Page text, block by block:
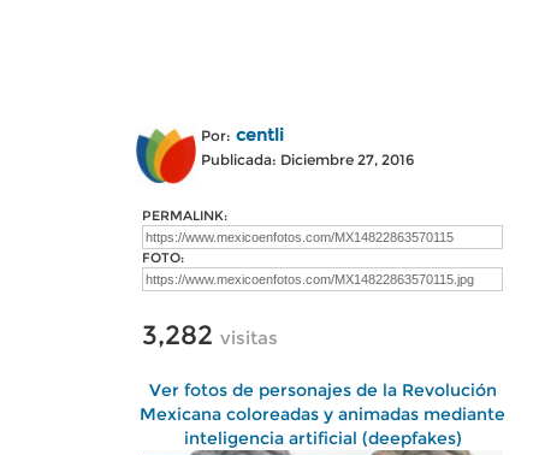
Por: centli
Publicada: Diciembre 27, 2016
PERMALINK:
FOTO:
3,282 visitas
Ver fotos de personajes de la Revolución
Mexicana coloreadas y animadas mediante
inteligencia artificial (deepfakes)